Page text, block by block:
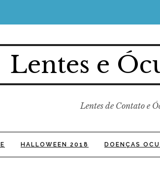
Lentes e
Lentes de Contato e
HALLOWEEN 2018 DOENÇAS